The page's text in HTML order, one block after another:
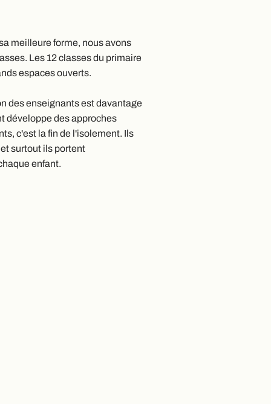
meilleure forme, nous avons
Les 12 classes du primaire
espaces ouverts.
des enseignants est davantage
développe des approches
c'est la fin de l'isolement. Ils
surtout ils portent
enfant.